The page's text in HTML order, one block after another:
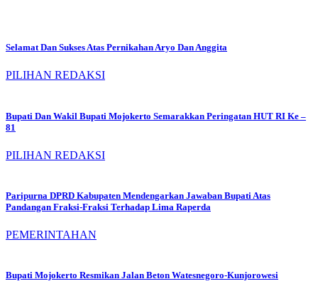
Selamat Dan Sukses Atas Pernikahan Aryo Dan Anggita
PILIHAN REDAKSI
Bupati Dan Wakil Bupati Mojokerto Semarakkan Peringatan HUT RI Ke –
81
PILIHAN REDAKSI
Paripurna DPRD Kabupaten Mendengarkan Jawaban Bupati Atas
Pandangan Fraksi-Fraksi Terhadap Lima Raperda
PEMERINTAHAN
Bupati Mojokerto Resmikan Jalan Beton Watesnegoro-Kunjorowesi